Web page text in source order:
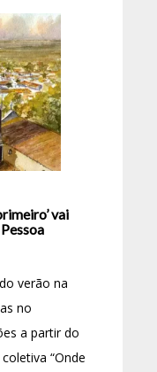
vai
verão na
no
a partir do
“Onde